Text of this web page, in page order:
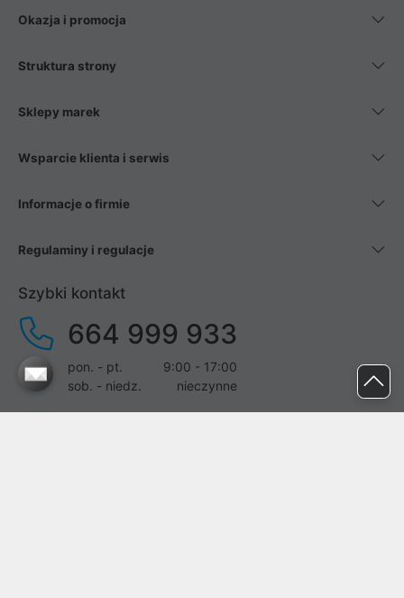
Okazja i promocja
Struktura strony
Sklepy marek
Wsparcie klienta i serwis
Informacje o firmie
Regulaminy i regulacje
Szybki kontakt
664 999 933
pon. - pt.
9:00 - 17:00
sob. - niedz.
nieczynne